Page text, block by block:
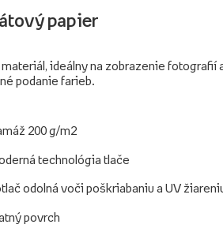
papier
ideálny na zobrazenie fotografií
podanie farieb.
200 g/m2
technológia tlače
odolná voči poškriabaniu a UV
povrch